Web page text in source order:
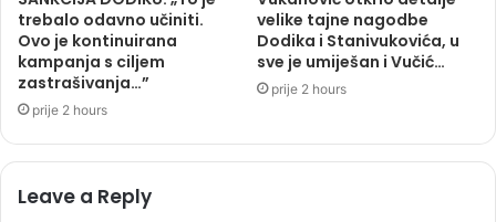
trebalo odavno učiniti.
Ovo je kontinuirana
kampanja s ciljem
zastrašivanja…”
prije 2 hours
velike tajne nagodbe
Dodika i Stanivukovića, u
sve je umiješan i Vučić…
prije 2 hours
Leave a Reply